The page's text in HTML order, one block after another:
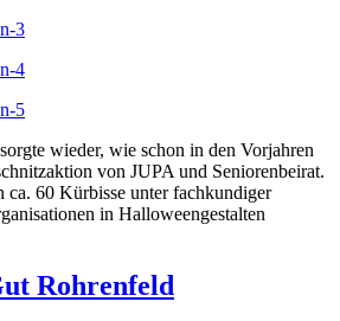
wieder, wie schon in den Vorjahren
von JUPA und Seniorenbeirat.
ca. 60 Kürbisse unter fachkundiger
in Halloweengestalten
Rohrenfeld